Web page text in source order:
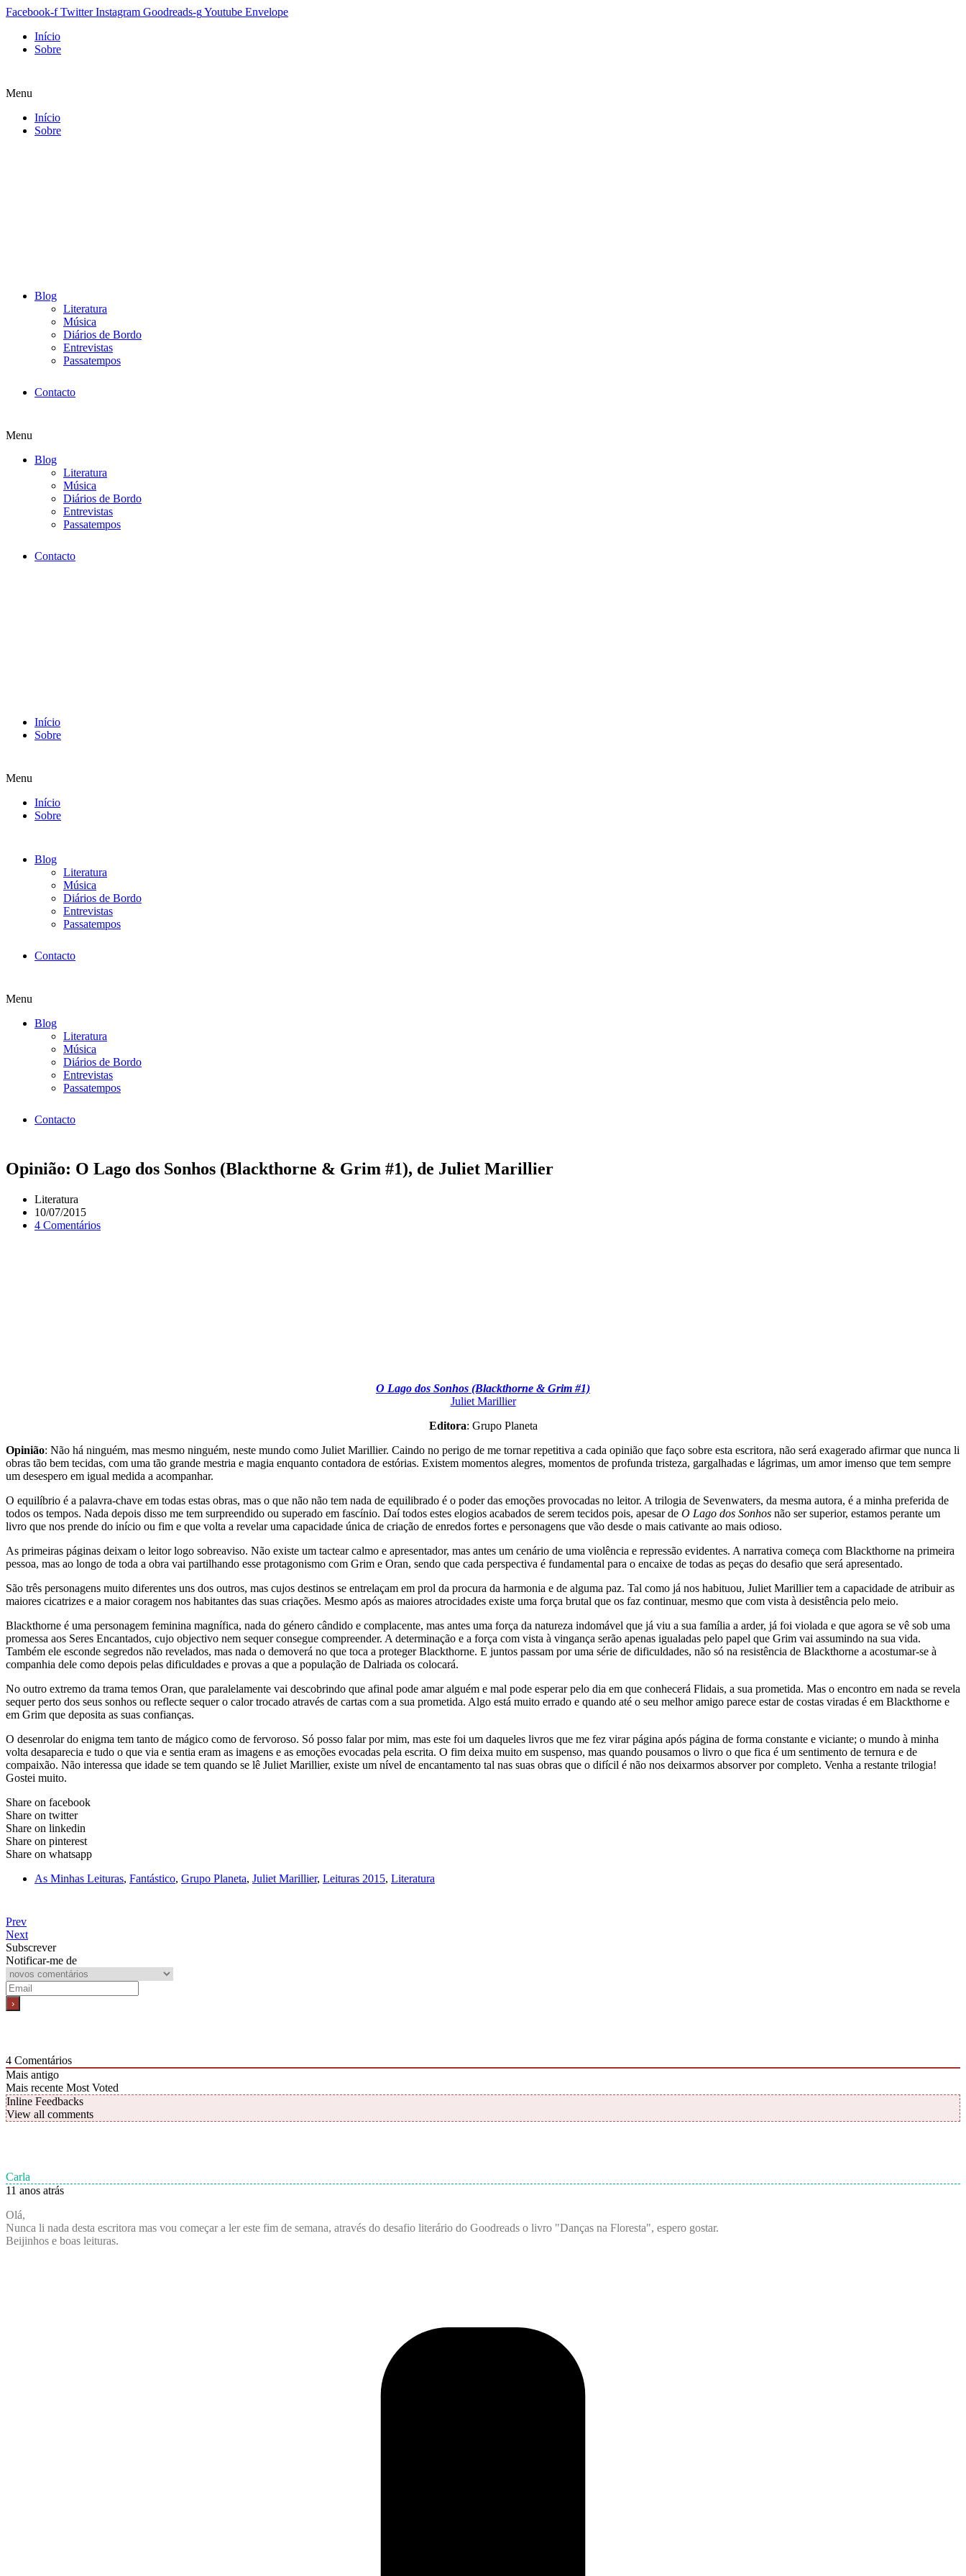
Facebook-f Twitter Instagram Goodreads-gYoutube Envelope
Início
Sobre
Menu
Início
Sobre
Blog
Literatura
Música
Diários de Bordo
Entrevistas
Passatempos
Contacto
Menu
Blog
Literatura
Música
Diários de Bordo
Entrevistas
Passatempos
Contacto
Início
Sobre
Menu
Início
Sobre
Blog
Literatura
Música
Diários de Bordo
Entrevistas
Passatempos
Contacto
Menu
Blog
Literatura
Música
Diários de Bordo
Entrevistas
Passatempos
Contacto
Opinião: O Lago dos Sonhos (Blackthorne & Grim #1), de Juliet Marillier
Literatura
10/07/2015
4 Comentários
O Lago dos Sonhos (Blackthorne & Grim #1)
Juliet Marillier
Editora: Grupo Planeta
Opinião: Não há ninguém, mas mesmo ninguém, neste mundo como Juliet Marillier. Caindo no perigo de me tornar repetitiva a cada opinião que faço sobre esta escritora, não será exagerado afirmar que nunca li
obras tão bem tecidas, com uma tão grande mestria e magia enquanto contadora de estórias. Existem momentos alegres, momentos de profunda tristeza, gargalhadas e lágrimas, um amor imenso que tem sempre
um desespero em igual medida a acompanhar.
O equilíbrio é a palavra-chave em todas estas obras, mas o que não não tem nada de equilibrado é o poder das emoções provocadas no leitor. A trilogia de Sevenwaters, da mesma autora, é a minha preferida de
todos os tempos. Nada depois disso me tem surpreendido ou superado em fascínio. Daí todos estes elogios acabados de serem tecidos pois, apesar de O Lago dos Sonhos não ser superior, estamos perante um
livro que nos prende do início ou fim e que volta a revelar uma capacidade única de criação de enredos fortes e personagens que vão desde o mais cativante ao mais odioso.
As primeiras páginas deixam o leitor logo sobreaviso. Não existe um tactear calmo e apresentador, mas antes um cenário de uma violência e repressão evidentes. A narrativa começa com Blackthorne na primeira
pessoa, mas ao longo de toda a obra vai partilhando esse protagonismo com Grim e Oran, sendo que cada perspectiva é fundamental para o encaixe de todas as peças do desafio que será apresentado.
São três personagens muito diferentes uns dos outros, mas cujos destinos se entrelaçam em prol da procura da harmonia e de alguma paz. Tal como já nos habituou, Juliet Marillier tem a capacidade de atribuir as
maiores cicatrizes e a maior coragem nos habitantes das suas criações. Mesmo após as maiores atrocidades existe uma força brutal que os faz continuar, mesmo que com vista à desistência pelo meio.
Blackthorne é uma personagem feminina magnífica, nada do género cândido e complacente, mas antes uma força da natureza indomável que já viu a sua família a arder, já foi violada e que agora se vê sob uma
promessa aos Seres Encantados, cujo objectivo nem sequer consegue compreender. A determinação e a força com vista à vingança serão apenas igualadas pelo papel que Grim vai assumindo na sua vida.
Também ele esconde segredos não revelados, mas nada o demoverá no que toca a proteger Blackthorne. E juntos passam por uma série de dificuldades, não só na resistência de Blackthorne a acostumar-se à
companhia dele como depois pelas dificuldades e provas a que a população de Dalriada os colocará.
No outro extremo da trama temos Oran, que paralelamente vai descobrindo que afinal pode amar alguém e mal pode esperar pelo dia em que conhecerá Flidais, a sua prometida. Mas o encontro em nada se revela
sequer perto dos seus sonhos ou reflecte sequer o calor trocado através de cartas com a sua prometida. Algo está muito errado e quando até o seu melhor amigo parece estar de costas viradas é em Blackthorne e
em Grim que deposita as suas confianças.
O desenrolar do enigma tem tanto de mágico como de fervoroso. Só posso falar por mim, mas este foi um daqueles livros que me fez virar página após página de forma constante e viciante; o mundo à minha
volta desaparecia e tudo o que via e sentia eram as imagens e as emoções evocadas pela escrita. O fim deixa muito em suspenso, mas quando pousamos o livro o que fica é um sentimento de ternura e de
compaixão. Não interessa que idade se tem quando se lê Juliet Marillier, existe um nível de encantamento tal nas suas obras que o difícil é não nos deixarmos absorver por completo. Venha a restante trilogia!
Gostei muito.
Share on facebook
Share on twitter
Share on linkedin
Share on pinterest
Share on whatsapp
As Minhas Leituras, Fantástico, Grupo Planeta, Juliet Marillier, Leituras 2015, Literatura
Prev
Next
Subscrever
Notificar-me de
4 Comentários
Mais antigo
Mais recente Most Voted
Inline Feedbacks
View all comments
Carla
11 anos atrás
Olá,
Nunca li nada desta escritora mas vou começar a ler este fim de semana, através do desafio literário do Goodreads o livro "Danças na Floresta", espero gostar.
Beijinhos e boas leituras.